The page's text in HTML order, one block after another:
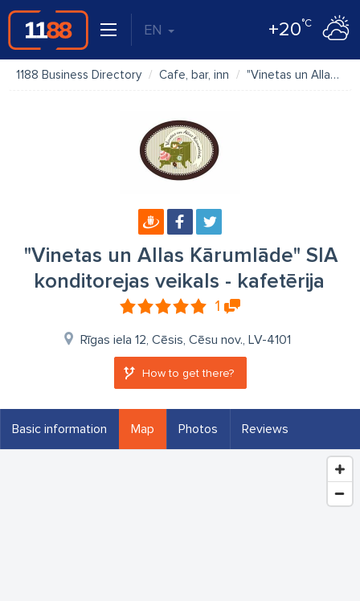
EN +20°C
1188 Business Directory Cafe, bar, inn "Vinetas un Allas Kārumlāde" SIA konditorejas veikals - kafetērija
"Vinetas un Allas Kārumlāde" SIA
konditorejas veikals - kafetērija
1
Rīgas iela 12, Cēsis, Cēsu nov., LV-4101
How to get there?
Basic information Map Photos Reviews